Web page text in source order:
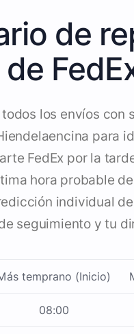
de
de
los envíos con
para
FedEx por la
hora probable
individual
seguimiento y tu
temprano (Inicio)
08:00